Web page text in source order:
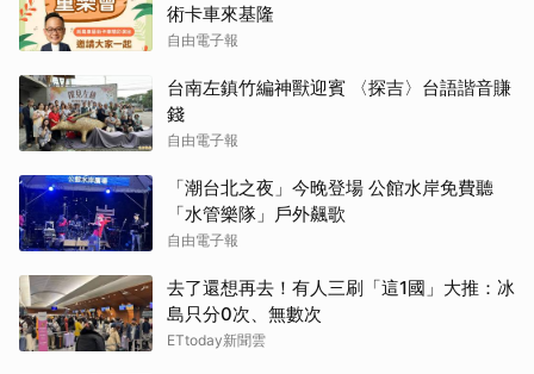
術卡車來基隆
自由電子報
台南左鎮竹編神獸迎賓 〈探吉〉台語諧音賺
錢
自由電子報
「潮台北之夜」今晚登場 公館水岸免費聽
「水管樂隊」戶外飆歌
自由電子報
去了還想再去！有人三刷「這1國」大推：冰
島只分0次、無數次
ETtoday新聞雲